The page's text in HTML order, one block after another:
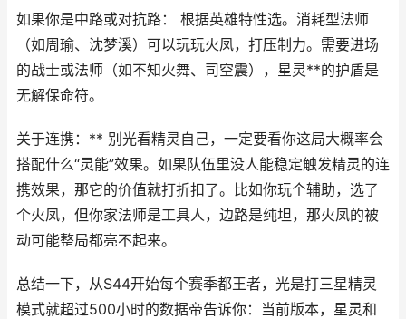
如果你是中路或对抗路： 根据英雄特性选。消耗型法师
（如周瑜、沈梦溪）可以玩玩火凤，打压制力。需要进场
的战士或法师（如不知火舞、司空震），星灵**的护盾是
无解保命符。
关于连携：** 别光看精灵自己，一定要看你这局大概率会
搭配什么“灵能”效果。如果队伍里没人能稳定触发精灵的连
携效果，那它的价值就打折扣了。比如你玩个辅助，选了
个火凤，但你家法师是工具人，边路是纯坦，那火凤的被
动可能整局都亮不起来。
总结一下，从S44开始每个赛季都王者，光是打三星精灵
模式就超过500小时的数据帝告诉你：当前版本，星灵和